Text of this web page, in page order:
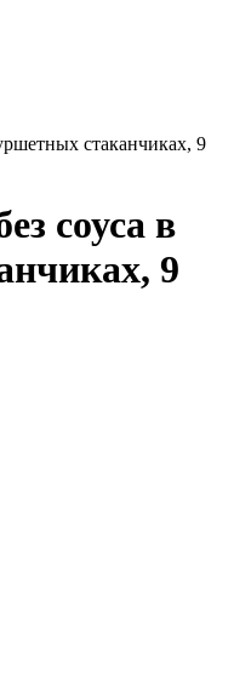
стаканчиках, 9
соуса в
9